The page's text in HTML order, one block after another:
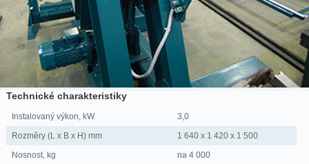
Technické charakteristiky
Instalovaný výkon, kW
3,0
Rozměry (L x B x H) mm
1 640 x 1 420 x 1 500
Nosnost, kg
na 4 000